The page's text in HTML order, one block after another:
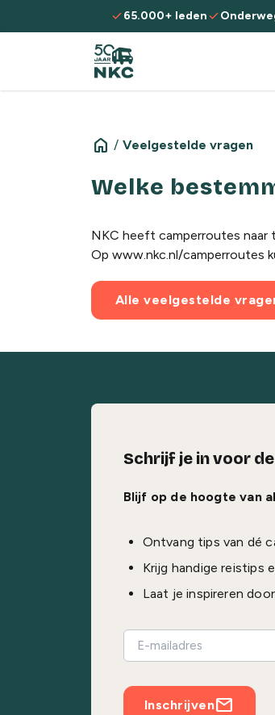
Spring naar de inhoud
check65.000+ ledencheck
home / Veelgestelde vragen
Welke
NKC heeft camperroutes naar
Op www.nkc.nl/camperroutes
Alle veelgestelde
Schrijf je in voor
Blijf op de hoogte van
Ontvang tips van dé
Krijg handige reistips
Laat je inspireren
Inschrijven